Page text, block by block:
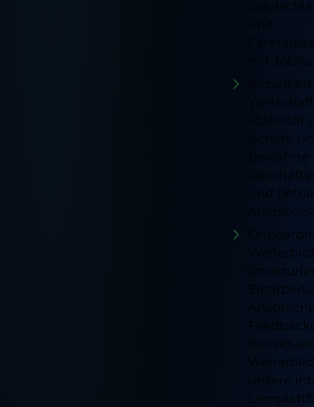
und
mit
Sicherheit:
Stabilität
sichere
bewährte
und
unsere